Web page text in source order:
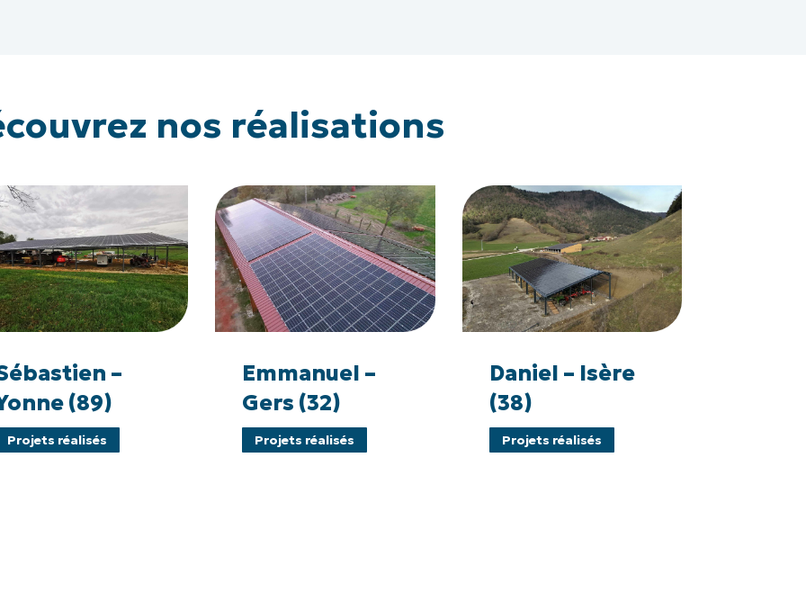
nos réalisations
Projets réalisés
–
(89)
Emmanuel
–
Gers
(32)
Gers
Projets réalisés
Emmanuel –
Gers (32)
Daniel
–
Isère
(38)
Isère
Projets réalisés
Daniel – Isère
(38)